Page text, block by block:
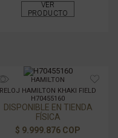
VER
PRODUCTO
HAMILTON
RELOJ HAMILTON KHAKI FIELD
H70455160
$ 9.999.876 COP
DISPONIBLE EN TIENDA
FÍSICA